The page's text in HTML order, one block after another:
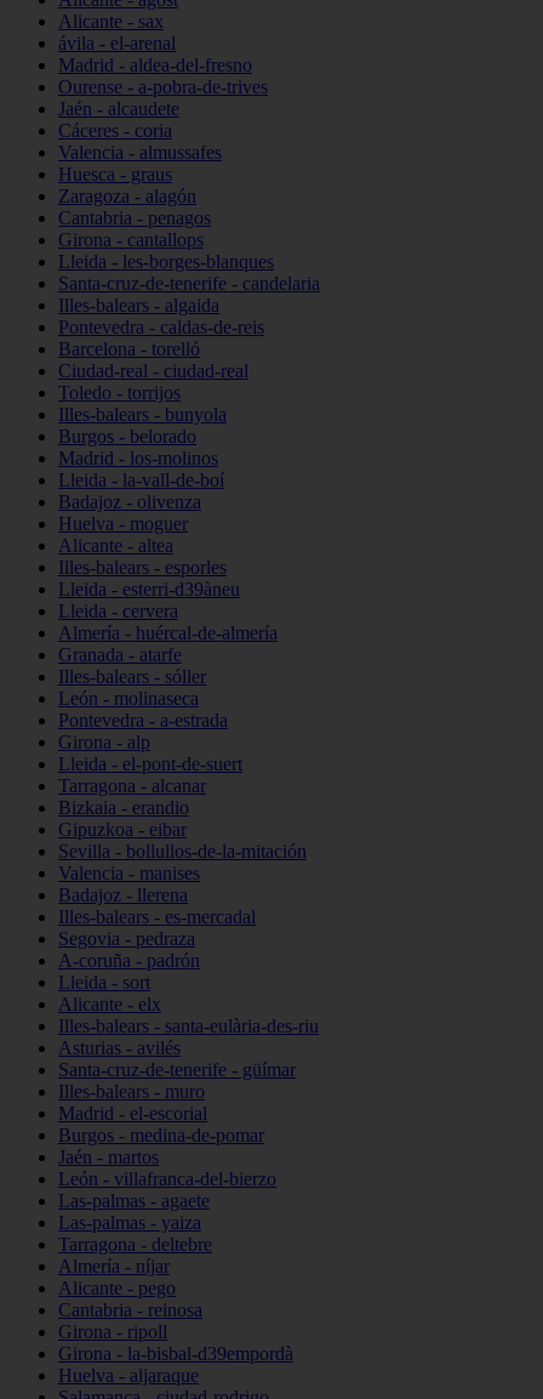
Alicante - sax
ávila - el-arenal
Madrid - aldea-del-fresno
Ourense - a-pobra-de-trives
Jaén - alcaudete
Cáceres - coria
Valencia - almussafes
Huesca - graus
Zaragoza - alagón
Cantabria - penagos
Girona - cantallops
Lleida - les-borges-blanques
Santa-cruz-de-tenerife - candelaria
Illes-balears - algaida
Pontevedra - caldas-de-reis
Barcelona - torelló
Ciudad-real - ciudad-real
Toledo - torrijos
Illes-balears - bunyola
Burgos - belorado
Madrid - los-molinos
Lleida - la-vall-de-boí
Badajoz - olivenza
Huelva - moguer
Alicante - altea
Illes-balears - esporles
Lleida - esterri-d39àneu
Lleida - cervera
Almería - huércal-de-almería
Granada - atarfe
Illes-balears - sóller
León - molinaseca
Pontevedra - a-estrada
Girona - alp
Lleida - el-pont-de-suert
Tarragona - alcanar
Bizkaia - erandio
Gipuzkoa - eibar
Sevilla - bollullos-de-la-mitación
Valencia - manises
Badajoz - llerena
Illes-balears - es-mercadal
Segovia - pedraza
A-coruña - padrón
Lleida - sort
Alicante - elx
Illes-balears - santa-eulària-des-riu
Asturias - avilés
Santa-cruz-de-tenerife - güímar
Illes-balears - muro
Madrid - el-escorial
Burgos - medina-de-pomar
Jaén - martos
León - villafranca-del-bierzo
Las-palmas - agaete
Las-palmas - yaiza
Tarragona - deltebre
Almería - níjar
Alicante - pego
Cantabria - reinosa
Girona - ripoll
Girona - la-bisbal-d39empordà
Huelva - aljaraque